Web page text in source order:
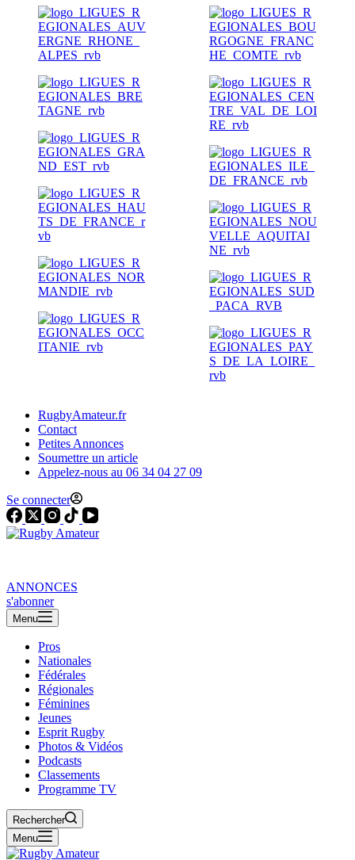
RugbyAmateur.fr
Contact
Petites Annonces
Soumettre un article
Appelez-nous au 06 34 04 27 09
Se connecter
ANNONCES
s'abonner
Menu
Pros
Nationales
Fédérales
Régionales
Féminines
Jeunes
Esprit Rugby
Photos & Vidéos
Podcasts
Classements
Programme TV
Rechercher
Menu